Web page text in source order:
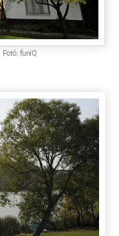
Fotó: funiQ